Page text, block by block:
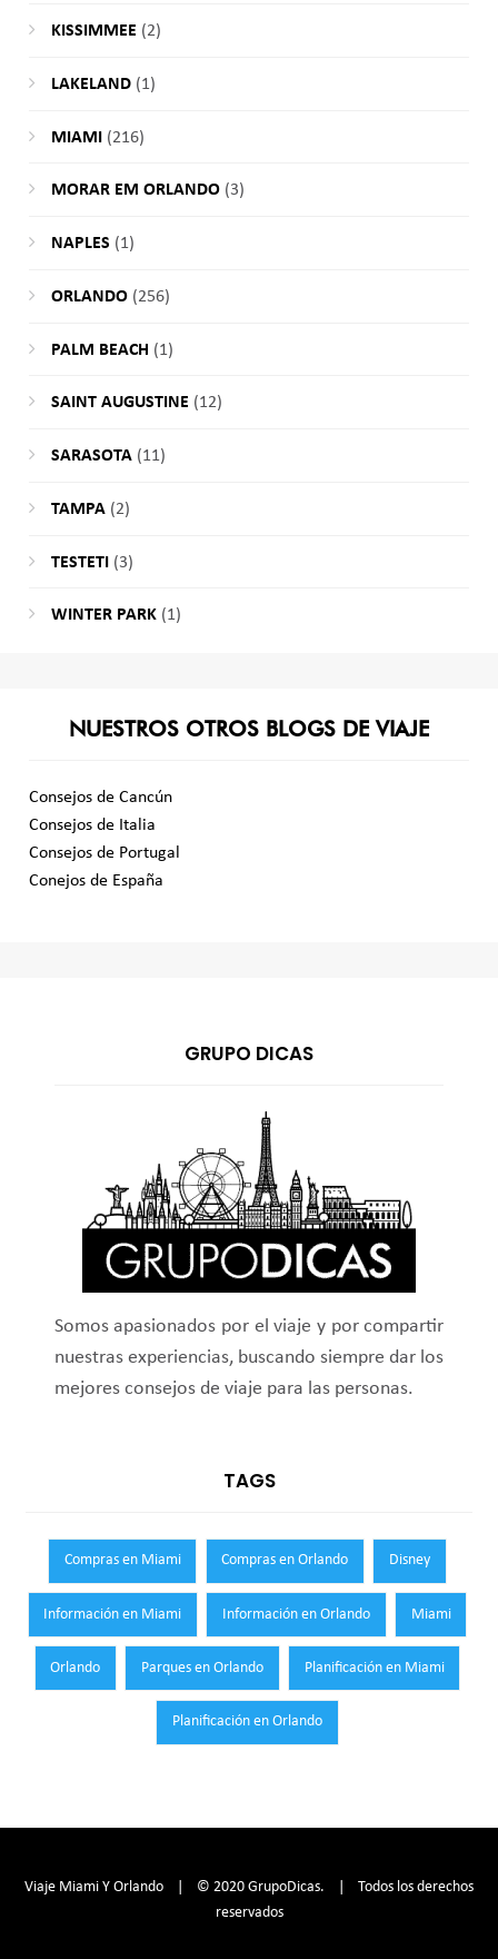
KISSIMMEE (2)
LAKELAND(1)
MIAMI (216)
MORAR EM ORLANDO(3)
NAPLES (1)
ORLANDO(256)
PALM BEACH (1)
SAINT AUGUSTINE (12)
SARASOTA(11)
TAMPA(2)
TESTETI (3)
WINTER PARK(1)
NUESTROS OTROS BLOGS DE VIAJE
Consejos de Cancún
Consejos de Italia
Consejos de Portugal
Conejos de España
GRUPO DICAS
Somos apasionados por el viaje y por compartir
nuestras experiencias, buscando siempre dar los
mejores consejos de viaje para las personas.
TAGS
Compras en Miami Compras en Orlando Disney
Información en Miami Información en Orlando Miami
Orlando Parques en Orlando Planificación en Miami
Planificación en Orlando
Viaje Miami Y Orlando | © 2020 GrupoDicas. | Todos los derechos
reservados